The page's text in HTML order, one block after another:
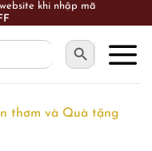
khi nhập mã
SEARCH BUTTON
thơm và Quà tặng